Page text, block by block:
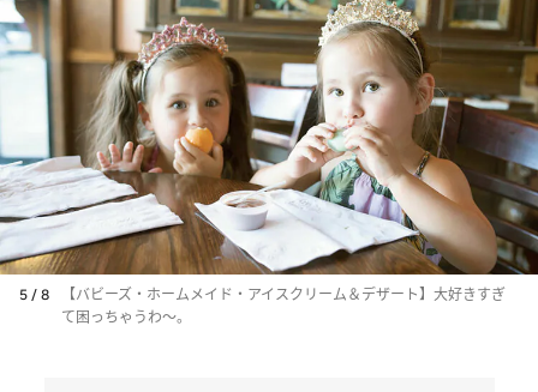
5 / 8
【バビーズ・ホームメイド・アイスクリーム＆デザート】大好きすぎ
て困っちゃうわ～。